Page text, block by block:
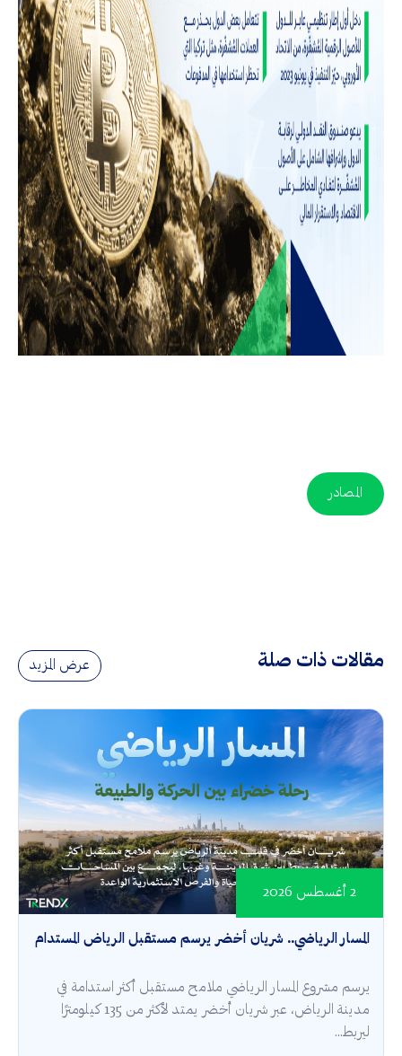
المصادر
مقالات ذات صلة عرض المزيد
المسار الرياضي.. شريان أخضر يرسم مستقبل الرياض المستدام
2 أغسطس 2026
يرسم مشروع المسار الرياضي ملامح مستقبل أكثر استدامة في
مدينة الرياض، عبر شريان أخضر يمتد لأكثر من 135 كيلومترًا
ليربط...